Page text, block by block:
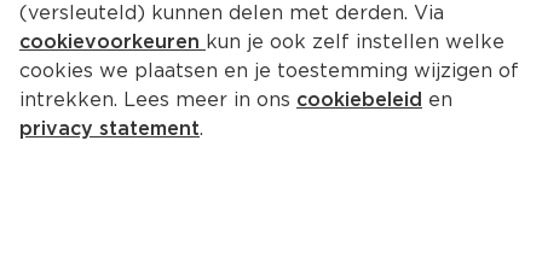
(versleuteld) kunnen delen met derden. Via
cookievoorkeuren kun je ook zelf instellen welke
cookies we plaatsen en je toestemming wijzigen of
intrekken. Lees meer in ons cookiebeleid en
privacy statement.